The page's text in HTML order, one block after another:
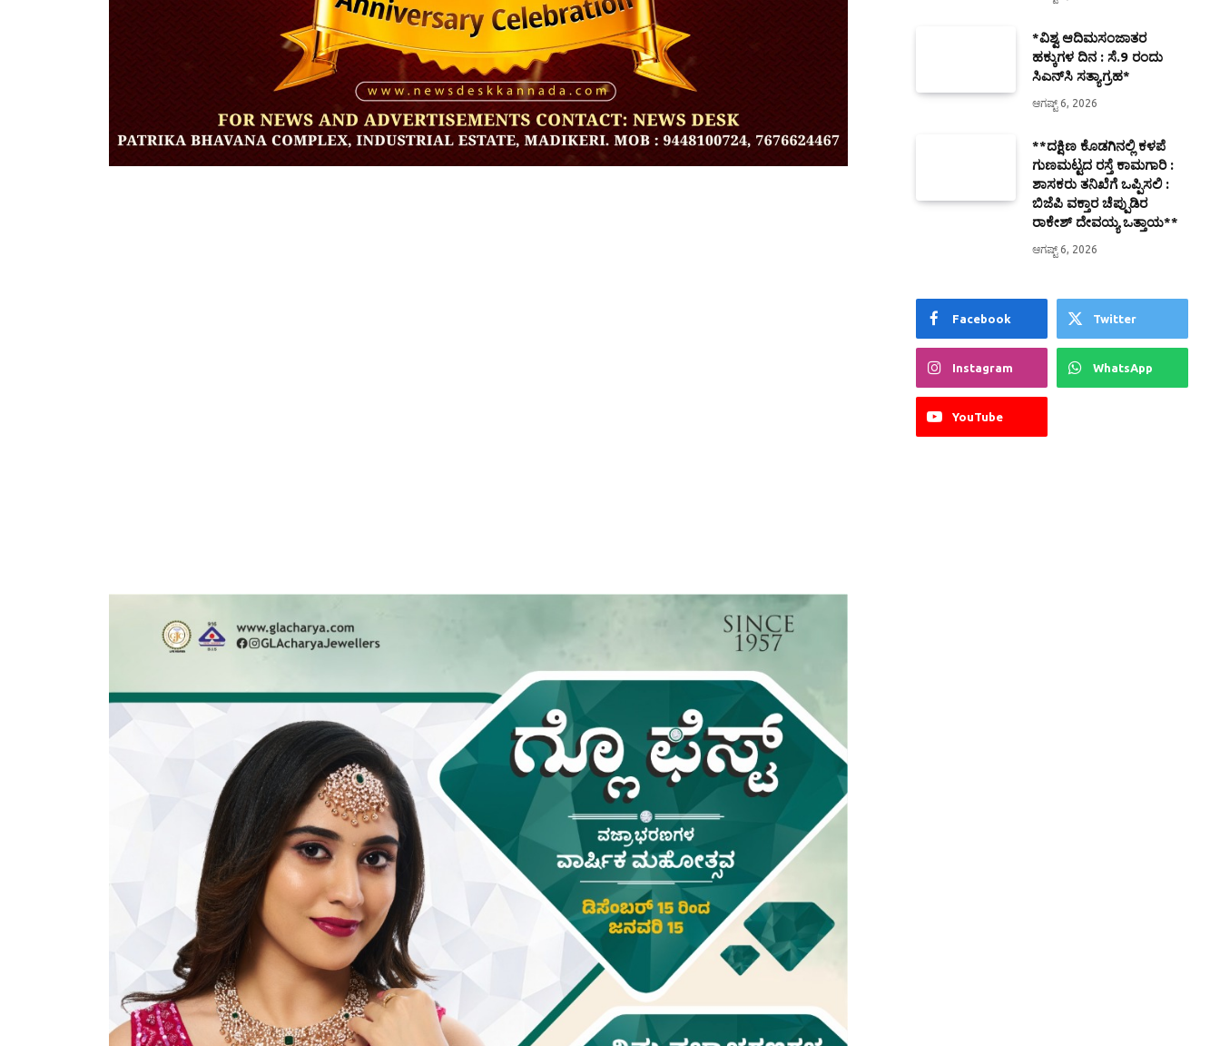
*ವಿಶ್ವ ಆದಿಮಸಂಜಾತರ
ಹಕ್ಕುಗಳ ದಿನ : ಸೆ.9 ರಂದು
ಸಿಎನ್‌ಸಿ ಸತ್ಯಾಗ್ರಹ*
ಆಗಷ್ಟ್ 6, 2026
**ದಕ್ಷಿಣ ಕೊಡಗಿನಲ್ಲಿ ಕಳಪೆ
ಗುಣಮಟ್ಟದ ರಸ್ತೆ ಕಾಮಗಾರಿ :
ಶಾಸಕರು ತನಿಖೆಗೆ ಒಪ್ಪಿಸಲಿ :
ಬಿಜೆಪಿ ವಕ್ತಾರ ಚೆಪ್ಪುಡಿರ
ರಾಕೇಶ್ ದೇವಯ್ಯ ಒತ್ತಾಯ**
ಆಗಷ್ಟ್ 6, 2026
Facebook Twitter
Instagram WhatsApp
YouTube